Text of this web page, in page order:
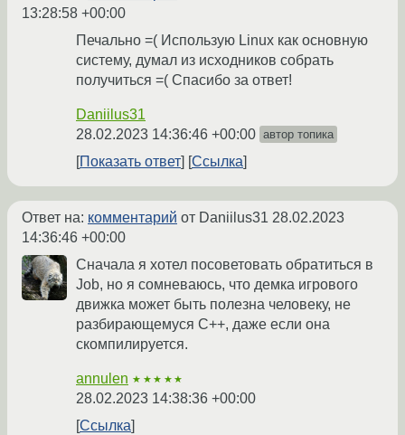
13:28:58 +00:00
Печально =( Использую Linux как основную
систему, думал из исходников собрать
получиться =( Спасибо за ответ!
Daniilus31
28.02.2023 14:36:46 +00:00 автор топика
Показать ответ Ссылка
Ответ на: комментарий от Daniilus31 28.02.2023
14:36:46 +00:00
Сначала я хотел посоветовать обратиться в
Job, но я сомневаюсь, что демка игрового
движка может быть полезна человеку, не
разбирающемуся C++, даже если она
скомпилируется.
annulen ★★★★★
28.02.2023 14:38:36 +00:00
Ссылка